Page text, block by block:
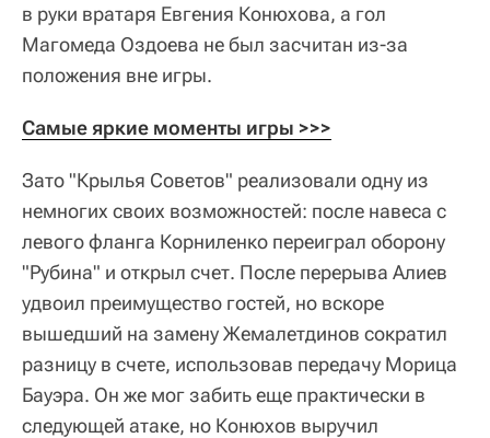
в руки вратаря Евгения Конюхова, а гол
Магомеда Оздоева не был засчитан из-за
положения вне игры.
Самые яркие моменты игры >>>
Зато "Крылья Советов" реализовали одну из
немногих своих возможностей: после навеса с
левого фланга Корниленко переиграл оборону
"Рубина" и открыл счет. После перерыва Алиев
удвоил преимущество гостей, но вскоре
вышедший на замену Жемалетдинов сократил
разницу в счете, использовав передачу Морица
Бауэра. Он же мог забить еще практически в
следующей атаке, но Конюхов выручил